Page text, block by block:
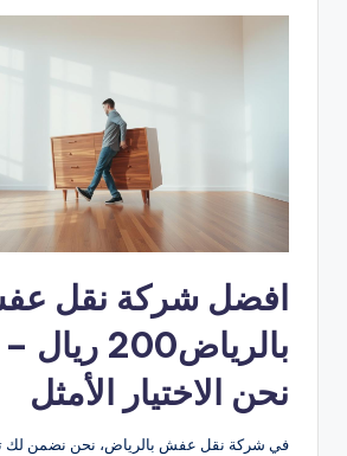
افضل شركة نقل
بالرياض200
نحن الاختيار الأمثل
في شركة نقل عفش بالرياض، نحن نضمن لك